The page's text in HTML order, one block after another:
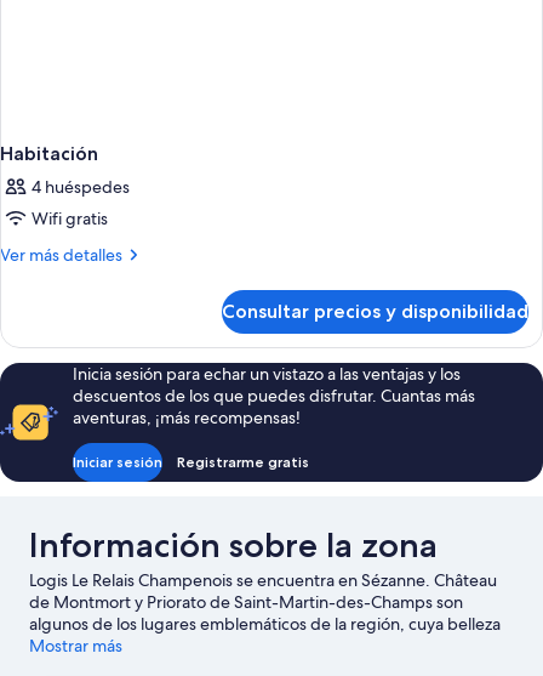
Habitación
4 huéspedes
Wifi gratis
Ver más detalles
Más
Consultar precios y disponibilidad
Inicia sesión para echar un vistazo a las ventajas y los
descuentos de los que puedes disfrutar. Cuantas más
aventuras, ¡más recompensas!
Iniciar sesión Registrarme gratis
Información sobre la zona
Logis Le Relais Champenois se encuentra en Sézanne. Château
de Montmort y Priorato de Saint-Martin-des-Champs son
algunos de los lugares emblemáticos de la región, cuya belleza
natural puedes admirar en Sena y Parque de la Béchère.
Mostrar más